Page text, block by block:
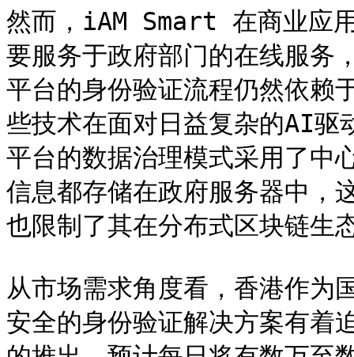
然而，iAM Smart 在商业应
要服务于政府部门的在线服务
平台的身份验证流程仍然依赖
些技术在面对日益复杂的AI驱
平台的数据治理模式采用了中
信息都存储在政府服务器中，
也限制了其在分布式区块链生
从市场需求角度看，香港作为
安全的身份验证解决方案有